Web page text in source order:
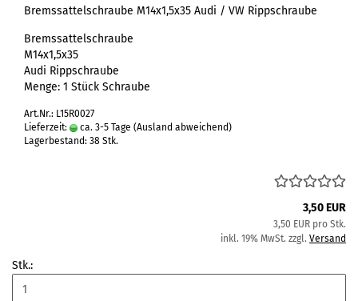
Bremssattelschraube M14x1,5x35 Audi / VW Rippschraube
Bremssattelschraube
M14x1,5x35
Audi Rippschraube
Menge: 1 Stück Schraube
Art.Nr.: L15R0027
Lieferzeit:
ca. 3-5 Tage (Ausland abweichend)
Lagerbestand: 38 Stk.
3,50 EUR
3,50 EUR pro Stk.
inkl. 19% MwSt. zzgl. Versand
Stk.: